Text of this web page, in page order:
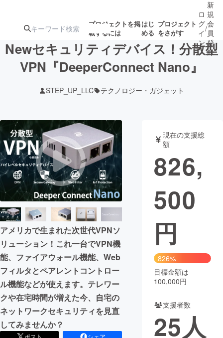
プロジェクトを掲
載するには
はじ
める
プロジェクト
をさがす
ターン
ジェクト
ロジェクト
されます
アート・写真 音楽
テクノロジー・ガジェット ゲーム・サ
映像・映画
ビジネス・起業
まちづくり・地域活性化
CAMPFIRE for Social Good
CAMPFIRE Creation
CAMPFIREふるさと納税machi-ya コミュニティ
ロ
グ
イ
ン
/
新
規
会
員
登
録
Newセキュリティデバイス！分散型
VPN『DeeperConnect Nano』
STEP_UP_LLC テクノロジー・ガジェット
アメリカで生まれた次世代VPNソ
リューション！これ一台でVPN機
能、ファイアウォール機能、Web
フィルタとペアレントコントロー
ル機能などが使えます。テレワー
クや在宅時間が増えた今、自宅の
ネットワークセキュリティを見直
してみませんか？
ポスト
シェア
現在の支援総
額
826,
500
円
826%
目標金額は
100,000円
支援者数
25人